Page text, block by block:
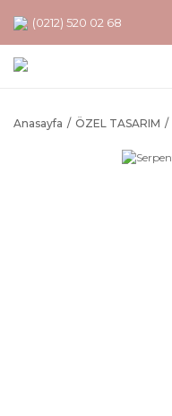
(0212) 520 02 68
Anasayfa ÖZEL TASARIM